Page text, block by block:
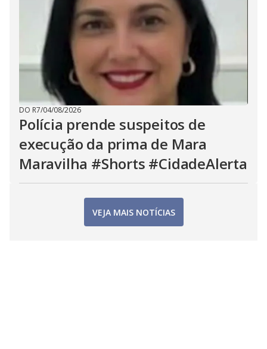
DO R7/04/08/2026
Polícia prende suspeitos de
execução da prima de Mara
Maravilha #Shorts #CidadeAlerta
VEJA MAIS NOTÍCIAS